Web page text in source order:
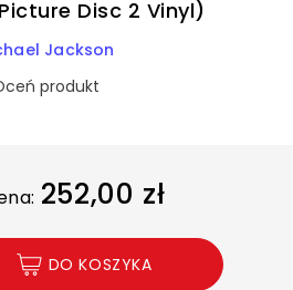
Disc 2 Vinyl)
Jackson
produkt
252,00 zł
DO KOSZYKA